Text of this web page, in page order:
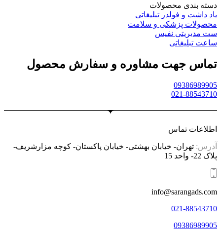
دسته بندی محصولات
یاد داشت و فولدر تبلیغاتی
محصولات پزشکی و سلامت
ست مدیریتی نفیس
ساعت تبلیغاتی
تماس جهت مشاوره و سفارش محصول
09386989905
021-88543710
اطلاعات تماس
آدرس: تهران- خیابان بهشتی- خیابان پاکستان- کوچه مزارشریف-
پلاک 22- واحد 15
info@sarangads.com
021-88543710
09386989905